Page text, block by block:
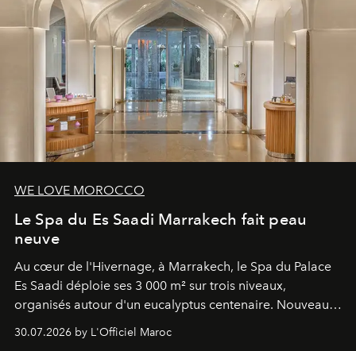
WE LOVE MOROCCO
Le Spa du Es Saadi Marrakech fait peau
neuve
Au cœur de l'Hivernage, à Marrakech, le Spa du Palace
Es Saadi déploie ses 3 000 m² sur trois niveaux,
organisés autour d'un eucalyptus centenaire. Nouveau
neuro-cosmétique, parcours thermal et studio dédié au
30.07.2026 by L'Officiel Maroc